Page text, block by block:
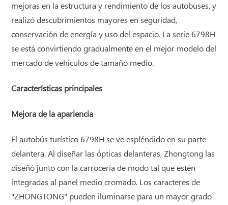
mejoras en la estructura y rendimiento de los autobuses, y
realizó descubrimientos mayores en seguridad,
conservación de energía y uso del espacio. La serie 6798H
se está convirtiendo gradualmente en el mejor modelo del
mercado de vehículos de tamaño medio.
Características principales
Mejora de la apariencia
El autobús turístico 6798H se ve espléndido en su parte
delantera. Al diseñar las ópticas delanteras, Zhongtong las
diseñó junto con la carrocería de modo tal que estén
integradas al panel medio cromado. Los caracteres de
"ZHONGTONG" pueden iluminarse para un mayor grado